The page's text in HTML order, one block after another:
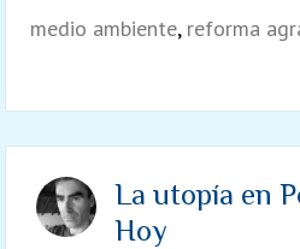
medio ambiente, reforma
La utopía en
Hoy